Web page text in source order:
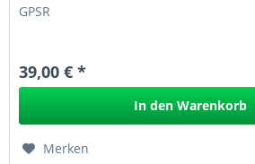
GPSR
39,00 € *
In den Warenkorb
Merken